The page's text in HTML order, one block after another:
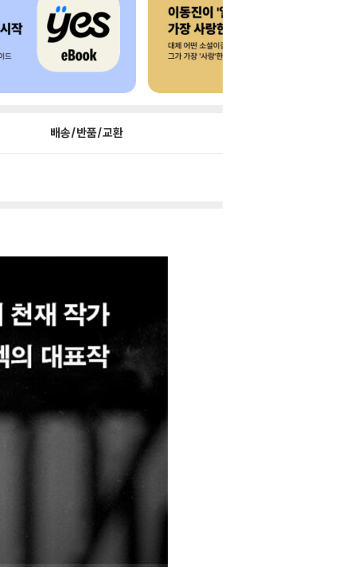
배송/반품/교환